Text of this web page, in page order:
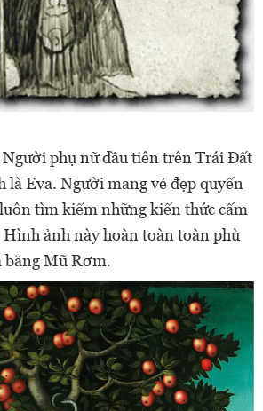
phụ nữ đầu tiên trên Trái Đất
là Eva. Người mang vẻ đẹp quyến
tìm kiếm những kiến thức cấm
Hình ảnh này hoàn toàn toàn phù
băng Mũ Rơm.